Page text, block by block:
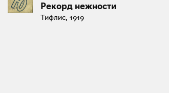
Рекорд нежности
Тифлис, 1919